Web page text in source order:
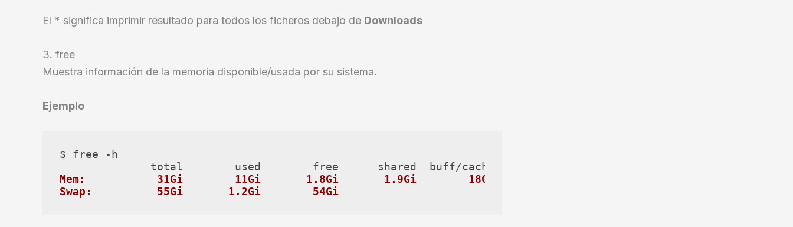
El * significa imprimir resultado para todos los ficheros debajo de Downloads
3. free
Muestra información de la memoria disponible/usada por su sistema.
Ejemplo
$ free -h
Mem:           31Gi        11Gi       1.8Gi       1.9Gi        18Gi        17Gi
Swap:          55Gi       1.2Gi        54Gi